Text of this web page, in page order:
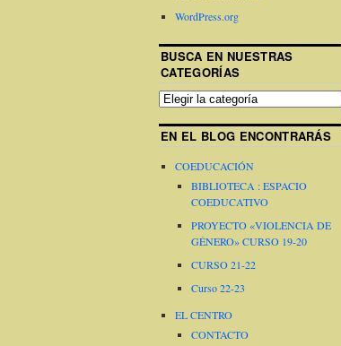
WordPress.org
BUSCA EN NUESTRAS
CATEGORÍAS
EN EL BLOG ENCONTRARÁS
COEDUCACIÓN
BIBLIOTECA : ESPACIO
COEDUCATIVO
PROYECTO «VIOLENCIA DE
GÉNERO» CURSO 19-20
CURSO 21-22
Curso 22-23
EL CENTRO
CONTACTO